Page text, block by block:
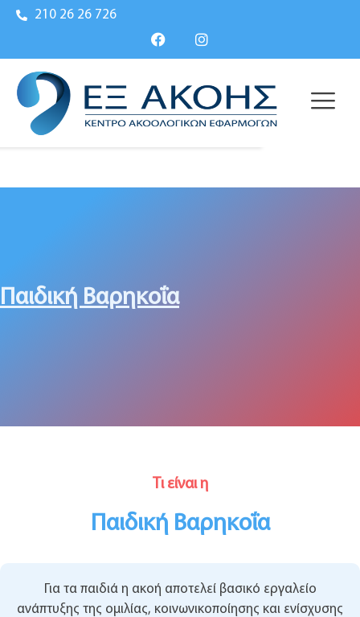
210 26 26 726
Παιδική Βαρηκοΐα
Τι είναι η
Παιδική Βαρηκοΐα
Για τα παιδιά η ακοή αποτελεί βασικό εργαλείο
ανάπτυξης της ομιλίας, κοινωνικοποίησης και ενίσχυσης